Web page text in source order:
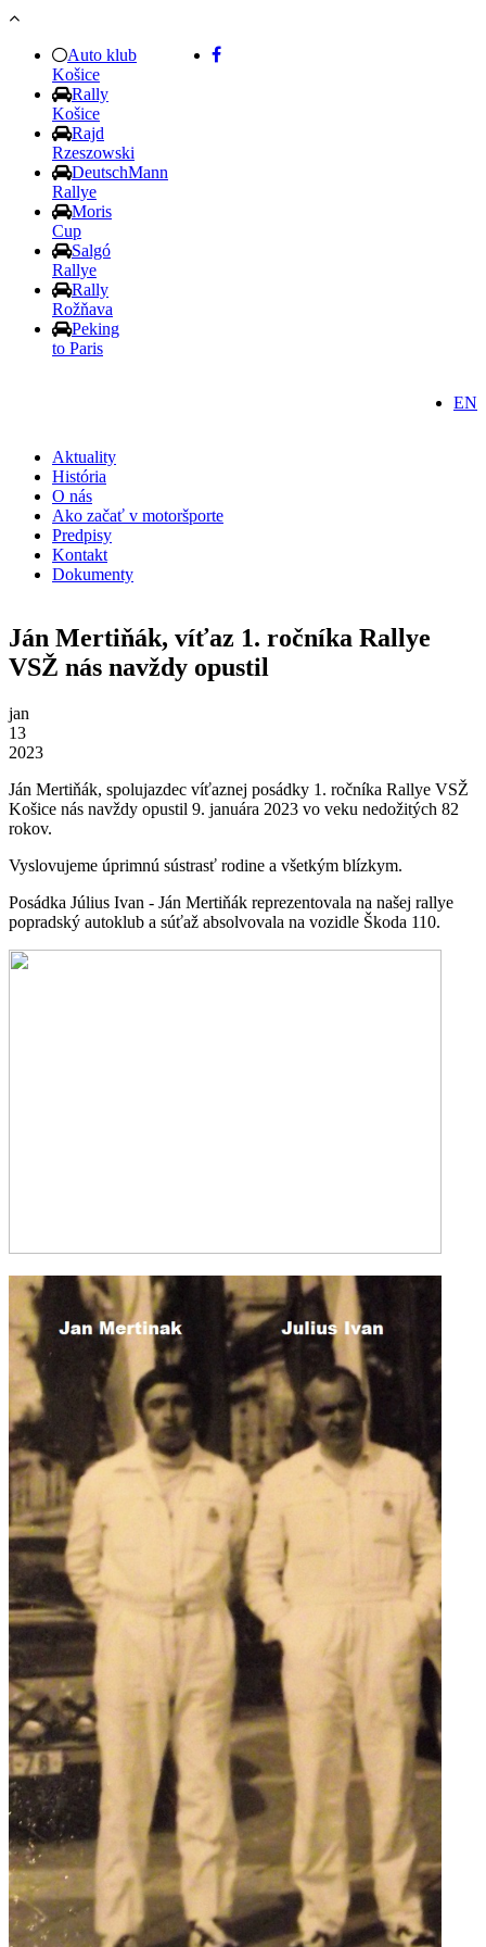
Skočiť na hlavný obsah
Auto klub
Košice
Rally
Košice
Rajd
Rzeszowski
DeutschMann
Rallye
Moris
Cup
Salgó
Rallye
Rally
Rožňava
Peking
to Paris
EN
Aktuality
História
O nás
Ako začať v motoršporte
Predpisy
Kontakt
Dokumenty
Ján Mertiňák, víťaz 1. ročníka Rallye
VSŽ nás navždy opustil
jan
13
2023
Ján Mertiňák, spolujazdec víťaznej posádky 1. ročníka Rallye VSŽ
Košice nás navždy opustil 9. januára 2023 vo veku nedožitých 82
rokov.
Vyslovujeme úprimnú sústrasť rodine a všetkým blízkym.
Posádka Július Ivan - Ján Mertiňák reprezentovala na našej rallye
popradský autoklub a súťaž absolvovala na vozidle Škoda 110.